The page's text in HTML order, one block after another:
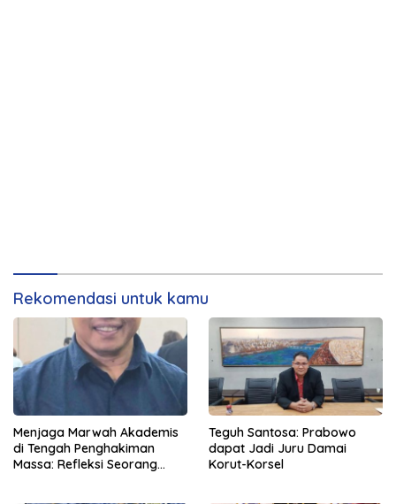
Rekomendasi untuk kamu
Menjaga Marwah Akademis
di Tengah Penghakiman
Massa: Refleksi Seorang
Teguh Santosa: Prabowo
dapat Jadi Juru Damai
Korut-Korsel